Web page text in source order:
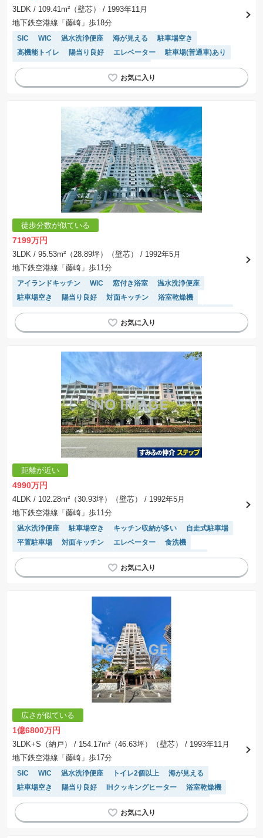
3LDK / 109.41m²（壁芯）
/ 1993年11月
地下鉄空港線「藤崎」歩18分
SIC WIC 温水洗浄便座 海が見える
駐車場空き
高機能トイレ
陽当り良好 エレベーター
駐車場(普通車)あり
リフォーム済み物件
システムキッチン
徒歩分数が似ている
7199万円
3LDK / 95.53m²（28.89坪）（壁芯）
/ 1992年5月
地下鉄空港線「藤崎」歩11分
アイランドキッチン WIC 窓付き浴室
温水洗浄便座
駐車場空き
陽当り良好 対面キッチン
浴室乾燥機
エレベーター
食洗機 駐車場(普通車)あり ３面採光
平坦地
駐輪場・バイク置き場
距離が近い
4990万円
4LDK / 102.28m²（30.93坪）（壁芯）
/ 1992年5月
地下鉄空港線「藤崎」歩11分
温水洗浄便座 駐車場空き キッチン収納が多い
自走式駐車場
平置駐車場
対面キッチン エレベーター
食洗機
駐車場(普通車)あり
平坦地
モニター付きインターホン
システムキッチン
広さが似ている
1億6800万円
3LDK+S（納戸） / 154.17m²（46.63坪）（壁芯）
/ 1993年11月
地下鉄空港線「藤崎」歩17分
SIC WIC 温水洗浄便座 トイレ2個以上
海が見える
駐車場空き
陽当り良好 IHクッキングヒーター
浴室乾燥機
エレベーター
食洗機 駐車場(普通車)あり
ペット相談
リフォーム済み物件